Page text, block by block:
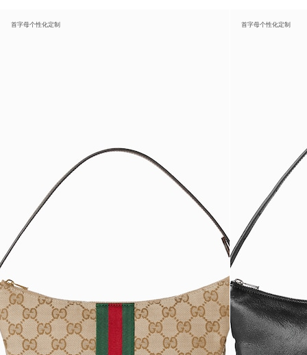
首字母个性化定制 首字母个性化定制